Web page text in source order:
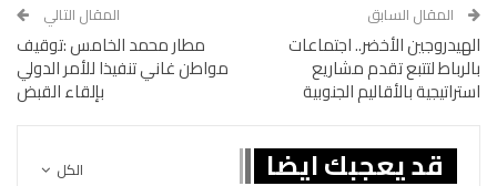
المقال السابق
الهيدروجين الأخضر.. اجتماعات
بالرباط لتتبع تقدم مشاريع
استراتيجية بالأقاليم الجنوبية
المقال التالي
مطار محمد الخامس :توقيف
مواطن غاني تنفيذا للأمر الدولي
بإلقاء القبض
الكل قد يعجبك ايضا